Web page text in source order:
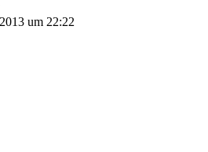
um 22:22